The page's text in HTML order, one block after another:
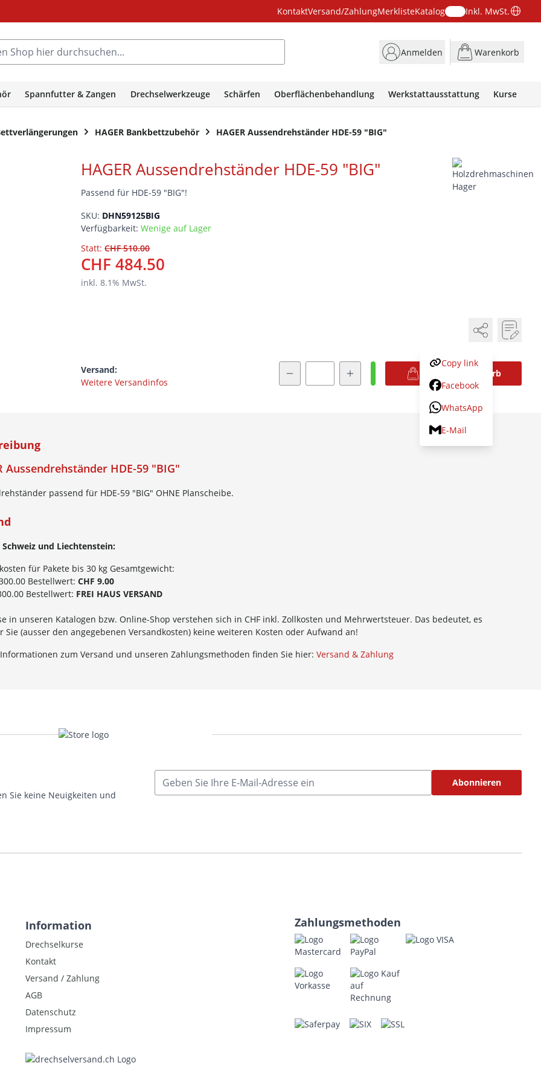
KontaktVersand/ZahlungMerklisteKatalog Inkl. MwSt.
hier durchsuchen...
Anmelden Warenkorb
Spannfutter & Zangen Drechselwerkzeuge Schärfen Oberflächenbehandlung Werkstattausstattung Kurse
HAGER Bankbettzubehör HAGER Aussendrehständer HDE-59 "BIG"
HAGER Aussendrehständer HDE-59 "BIG"
Passend für HDE-59 "BIG"!
SKU: DHN59125BIG
Verfügbarkeit: Wenige auf Lager
Statt: CHF 510.00
CHF 484.50
inkl.8.1% MwSt.
Versand:
Weitere Versandinfos
Copy link
Facebook
WhatsApp
E-Mail
In den Warenkorb
Aussendrehständer HDE-59 "BIG"
passend für HDE-59 "BIG" OHNE Planscheibe.
Schweiz und Liechtenstein:
für Pakete bis 30 kg Gesamtgewicht:
Bestellwert: CHF 9.00
Bestellwert: FREI HAUS VERSAND
in unseren Katalogen bzw. Online-Shop verstehen sich in CHF inkl. Zollkosten und Mehrwertsteuer. Das bedeutet, es
Sie (ausser den angegebenen Versandkosten) keine weiteren Kosten oder Aufwand an!
zum Versand und unseren Zahlungsmethoden finden Sie hier: Versand & Zahlung
Sie keine Neuigkeiten und
E-Mailadresse
Abonnieren
Information
Drechselkurse
Kontakt
Versand / Zahlung
AGB
Datenschutz
Impressum
Zahlungsmethoden